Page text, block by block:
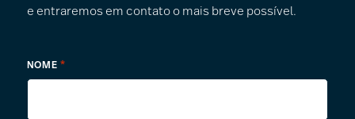
e entraremos em contato o mais breve possível.
NOME *